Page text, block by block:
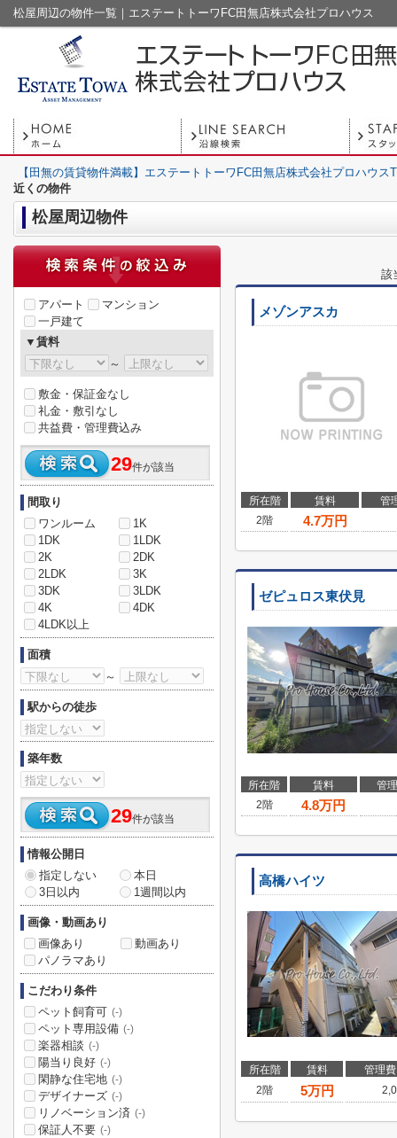
松屋周辺の物件一覧｜エステートトーワFC田無店株式会社プロハウス
【田無の賃貸物件満載】エステートトーワFC田無店株式会社プロハウス
近くの物件
松屋周辺物件
該
メゾンアスカ
所在階 賃料
管
2階
4.7万円
ゼピュロス東伏見
所在階 賃料
管
2階
4.8万円
高橋ハイツ
所在階 賃料
管理
2階
5万円
アパート
マンション
一戸建て
▼賃料
～
敷金・保証金なし
礼金・敷引なし
共益費・管理費込み
29件が該当
間取り
ワンルーム
1K
1DK
1LDK
2K
2DK
2LDK
3K
3DK
3LDK
4K
4DK
4LDK以上
面積
～
駅からの徒歩
築年数
29件が該当
情報公開日
指定しない
本日
3日以内
1週間以内
画像・動画あり
画像あり
動画あり
パノラマあり
こだわり条件
ペット飼育可 (-)
ペット専用設備 (-)
楽器相談 (-)
陽当り良好 (-)
閑静な住宅地 (-)
デザイナーズ (-)
リノベーション済 (-)
保証人不要 (-)